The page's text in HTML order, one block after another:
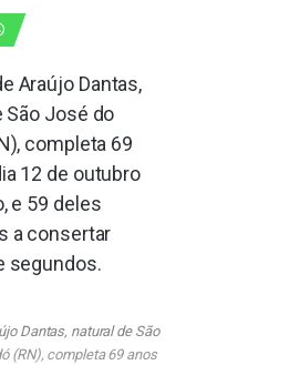
Dantas, natural de São
(RN), completa 69 anos